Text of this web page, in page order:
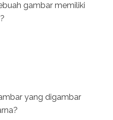
gambar memiliki
yang digambar